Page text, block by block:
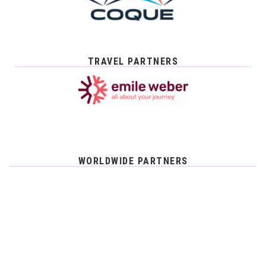
TRAVEL PARTNERS
WORLDWIDE PARTNERS